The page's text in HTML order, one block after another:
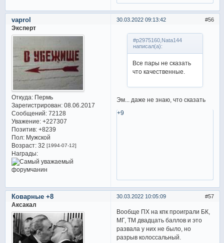
56
30.03.2022 09:13:42
vaprol
Эксперт
Откуда:Пермь
Зарегистрирован: 08.06.2017
Сообщений:72128
Уважение: +227307
Позитив: +8239
Пол:Мужской
Возраст:32 [1994-07-12]
Награды:
#p2975160,Nata144
написал(а):
Все пары не сказать
что качественные.
Эм... даже не знаю, что сказать
+9
57
30.03.2022 10:05:09
Коварные +8
Аксакал
Вообще ПХ на кпк проиграли БК,
МГ, ТМ двадцать баллов и это
развала у них не было, но
разрыв колоссальный.